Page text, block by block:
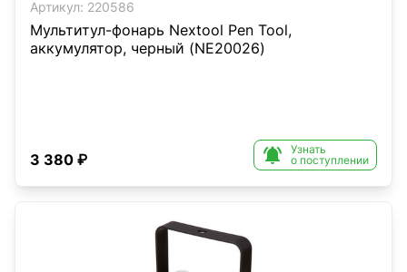
Артикул: 220586
Мультитул-фонарь Nextool Pen Tool,
аккумулятор, черный (NE20026)
3 380 ₽ 
Узнать
о поступлении